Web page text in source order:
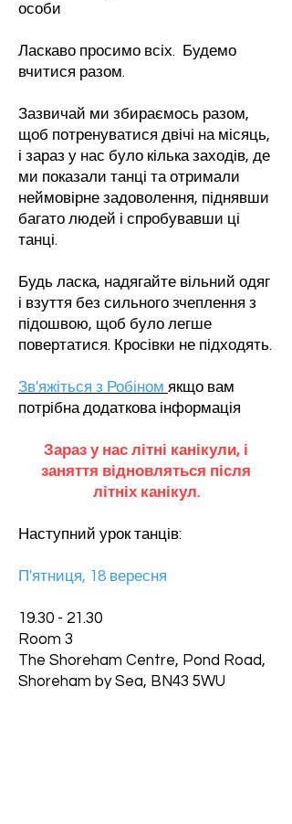
особи
Ласкаво просимо всіх. Будемо
вчитися разом.
Зазвичай ми збираємось разом,
щоб потренуватися двічі на місяць,
і зараз у нас було кілька заходів, де
ми показали танці та отримали
неймовірне задоволення, піднявши
багато людей і спробувавши ці
танці.
Будь ласка, надягайте вільний одяг
і взуття без сильного зчеплення з
підошвою, щоб було легше
повертатися. Кросівки не підходять.
Зв'яжіться з Робіном якщо вам
потрібна додаткова інформація
Зараз у нас літні канікули, і
заняття відновляться після
літніх канікул.
Наступний урок танців:
П'ятниця, 18 вересня
19.30 - 21.30
Room 3
The Shoreham Centre, Pond Road,
Shoreham by Sea, BN43 5WU